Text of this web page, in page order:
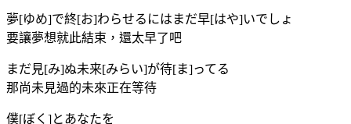
夢[ゆめ]で終[お]わらせるにはまだ早[はや]いでしょ
要讓夢想就此結束，還太早了吧
まだ見[み]ぬ未来[みらい]が待[ま]ってる
那尚未見過的未來正在等待
僕[ぼく]とあなたを